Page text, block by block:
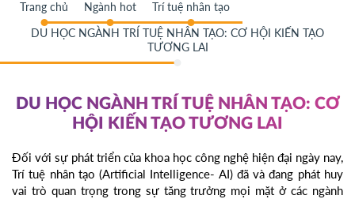
Trang chủ Ngành hot Trí tuệ nhân tạo
DU HỌC NGÀNH TRÍ TUỆ NHÂN TẠO: CƠ HỘI KIẾN TẠO
TƯƠNG LAI
DU HỌC NGÀNH TRÍ TUỆ NHÂN TẠO: CƠ
HỘI KIẾN TẠO TƯƠNG LAI
Đối với sự phát triển của khoa học công nghệ hiện đại ngày nay,
Trí tuệ nhân tạo (Artificial Intelligence- AI) đã và đang phát huy
vai trò quan trọng trong sự tăng trưởng mọi mặt ở các ngành